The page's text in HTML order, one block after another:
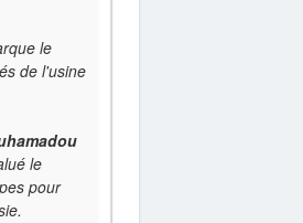
le
de l'usine
le
pour